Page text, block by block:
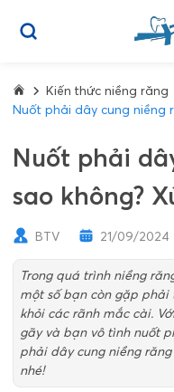
Kiến thức niềng răng
Nuốt phải dây cung niềng
Nuốt phải
sao không?
BTV 21/09/2024
Trong quá trình niềng
một số bạn còn gặp
khỏi các rãnh mắc cài.
gãy và bạn vô tình nuốt
phải dây cung niềng răng
nhé!